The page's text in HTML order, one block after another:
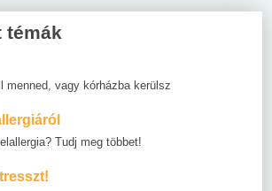
témák
menned, vagy kórházba kerülsz
Tudj meg többet!